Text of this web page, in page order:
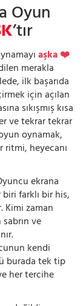
Oyun
’tır
aşka ❤️
merakla
ilk başarıda
için açılan
sıkışmış kısa
ve tekrar tekrar
oynamak,
ritmi, heyecanı
ekrana
farklı bir his,
Kimi zaman
ve
kendi
burada tek tip
her tercihe